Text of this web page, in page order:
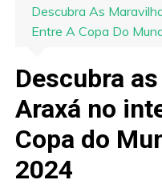
Descubra As
Entre A Copa Do
Descubra
Araxá no
Copa do
2024